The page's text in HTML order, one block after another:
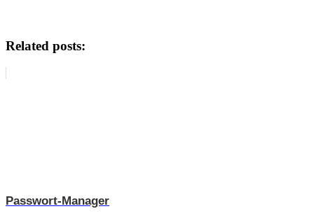
Related posts:
Passwort-Manager